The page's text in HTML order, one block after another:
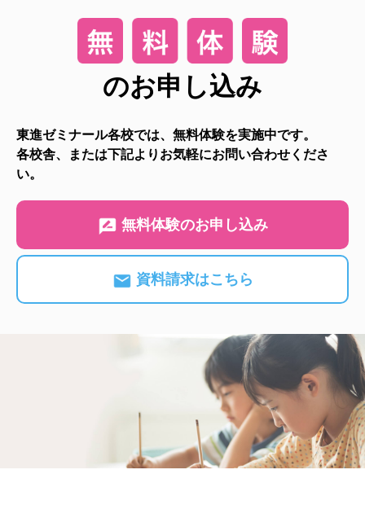
のお申し込み
東進ゼミナール各校では、無料体験を実施中です。
各校舎、または下記よりお気軽にお問い合わせくださ
い。
無料体験のお申し込み
資料請求はこちら